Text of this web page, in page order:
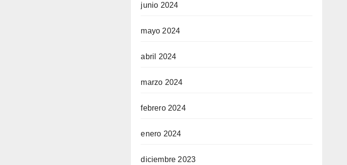
junio 2024
mayo 2024
abril 2024
marzo 2024
febrero 2024
enero 2024
diciembre 2023